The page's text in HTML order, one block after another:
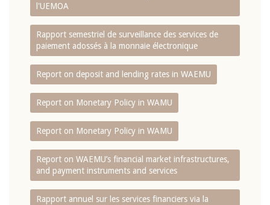
l'UEMOA
Rapport semestriel de surveillance des services de
paiement adossés à la monnaie électronique
Report on deposit and lending rates in WAEMU
Report on Monetary Policy in WAMU
Report on Monetary Policy in WAMU
Report on WAEMU’s financial market infrastructures,
and payment instruments and services
Rapport annuel sur les services financiers via la